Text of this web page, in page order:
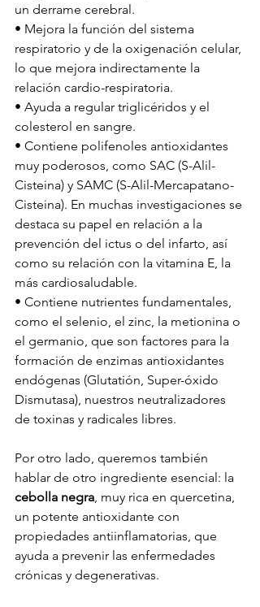
un derrame cerebral.
• Mejora la función del sistema
respiratorio y de la oxigenación celular,
lo que mejora indirectamente la
relación cardio-respiratoria.
• Ayuda a regular triglicéridos y el
colesterol en sangre.
• Contiene polifenoles antioxidantes
muy poderosos, como SAC (S-Alil-
Cisteina) y SAMC (S-Alil-Mercapatano-
Cisteina). En muchas investigaciones se
destaca su papel en relación a la
prevención del ictus o del infarto, así
como su relación con la vitamina E, la
más cardiosaludable.
• Contiene nutrientes fundamentales,
como el selenio, el zinc, la metionina o
el germanio, que son factores para la
formación de enzimas antioxidantes
endógenas (Glutatión, Super-óxido
Dismutasa), nuestros neutralizadores
de toxinas y radicales libres.
Por otro lado, queremos también
hablar de otro ingrediente esencial: la
cebolla negra , muy rica en quercetina,
un potente antioxidante con
propiedades antiinflamatorias, que
ayuda a prevenir las enfermedades
crónicas y degenerativas.